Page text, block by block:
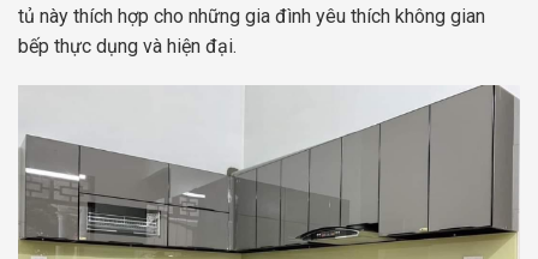
tủ này thích hợp cho những gia đình yêu thích không gian
bếp thực dụng và hiện đại.